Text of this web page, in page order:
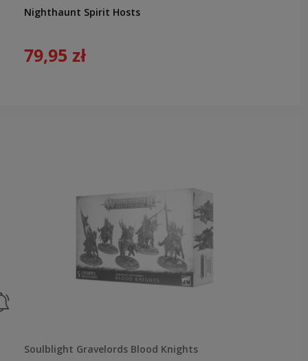
Nighthaunt Spirit Hosts
79,95 zł
Soulblight Gravelords Blood Knights